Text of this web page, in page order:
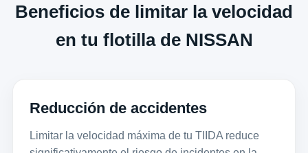
Beneficios de limitar la velocidad
en tu flotilla de NISSAN
Reducción de accidentes
Limitar la velocidad máxima de tu TIIDA reduce